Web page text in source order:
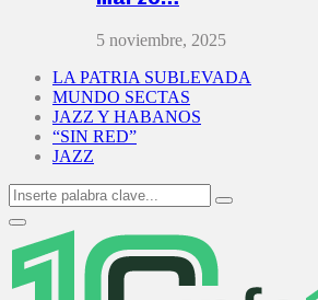
5 noviembre, 2025
LA PATRIA SUBLEVADA
MUNDO SECTAS
JAZZ Y HABANOS
“SIN RED”
JAZZ
Search
for:
Search
Primary
Menu